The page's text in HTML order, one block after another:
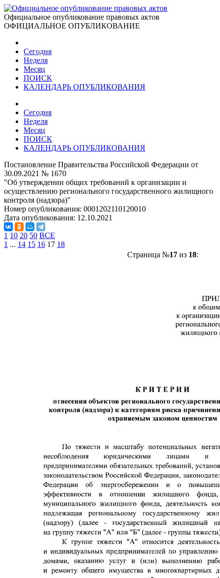
Официальное опубликование правовых актов
ОФИЦИАЛЬНОЕ ОПУБЛИКОВАНИЕ
Сегодня
Неделя
Месяц
ПОИСК
КАЛЕНДАРЬ ОПУБЛИКОВАНИЯ
Сегодня
Неделя
Месяц
ПОИСК
КАЛЕНДАРЬ ОПУБЛИКОВАНИЯ
Постановление Правительства Российской Федерации от
30.09.2021 № 1670
"Об утверждении общих требований к организации и
осуществлению регионального государственного жилищного
контроля (надзора)"
Номер опубликования: 0001202110120010
Дата опубликования: 12.10.2021
1 10 20 50 ВСЕ
1 ... 14 15 16 17 18
Страница №17из 18: